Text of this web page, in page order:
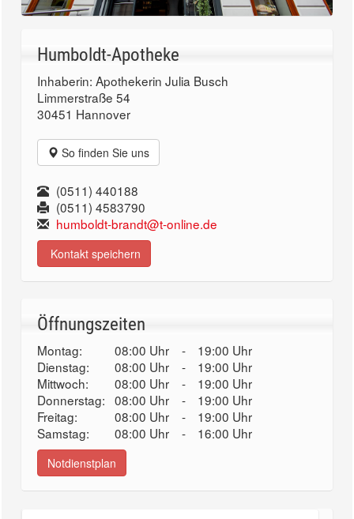
Humboldt-Apotheke
Inhaberin: Apothekerin Julia Busch
Limmerstraße 54
30451 Hannover
So finden Sie uns
(0511) 440188
(0511) 4583790
humboldt-brandt@t-online.de
Kontakt speichern
Öffnungszeiten
Montag: 08:00 Uhr -
19:00 Uhr
Dienstag:
08:00 Uhr -
19:00 Uhr
Mittwoch:
08:00 Uhr -
19:00 Uhr
Donnerstag: 08:00 Uhr -
19:00 Uhr
Freitag:
08:00 Uhr -
19:00 Uhr
Samstag:
08:00 Uhr - 16:00 Uhr
Notdienstplan